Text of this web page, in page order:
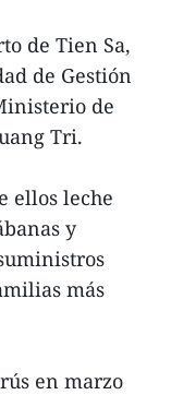
de Tien Sa,
de Gestión
de
Tri.
ellos leche
y
más
en marzo